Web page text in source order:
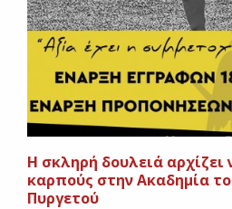
Η σκληρή δουλειά αρχίζει
καρπούς στην Ακαδημία
Πυργετού